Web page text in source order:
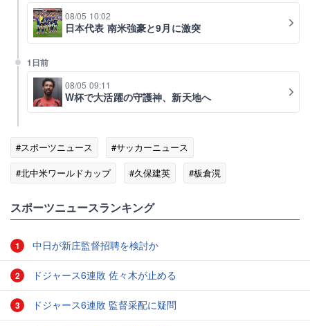
08/05 10:02
日本代表 南米強豪と9月に激突
1日前
08/05 09:11
W杯で大活躍の守護神、新天地へ
#スポーツニュース
#サッカーニュース
#北中米ワールドカップ
#久保建英
#板倉滉
スポーツニュースランキング
1 中日が新庄監督招聘を検討か
2 ドジャース6連敗 佐々木が止める
3 ドジャース6連敗 監督采配に疑問